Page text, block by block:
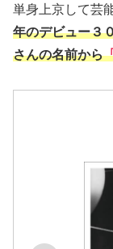
単身上京して芸
年のデビュー３
さんの名前から